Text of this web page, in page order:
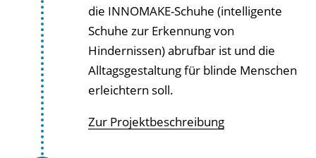
die INNOMAKE-Schuhe (intelligente
Schuhe zur Erkennung von
Hindernissen) abrufbar ist und die
Alltagsgestaltung für blinde Menschen
erleichtern soll.
Zur Projektbeschreibung